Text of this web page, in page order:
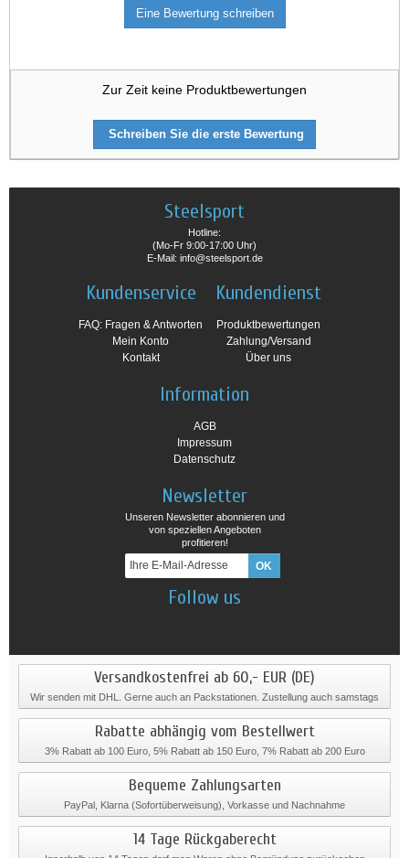
Eine Bewertung schreiben
Zur Zeit keine Produktbewertungen
Schreiben Sie die erste Bewertung
Steelsport
Hotline:
(Mo-Fr 9:00-17:00 Uhr)
E-Mail: info@steelsport.de
Kundenservice
FAQ: Fragen & Antworten
Mein Konto
Kontakt
Kundendienst
Produktbewertungen
Zahlung/Versand
Über uns
Information
AGB
Impressum
Datenschutz
Newsletter
Unseren Newsletter abonnieren und
von speziellen Angeboten
profitieren!
Follow us
Versandkostenfrei ab 60,- EUR (DE)
Wir senden mit DHL. Gerne auch an Packstationen. Zustellung auch samstags
Rabatte abhängig vom Bestellwert
3% Rabatt ab 100 Euro, 5% Rabatt ab 150 Euro, 7% Rabatt ab 200 Euro
Bequeme Zahlungsarten
PayPal, Klarna (Sofortüberweisung), Vorkasse und Nachnahme
14 Tage Rückgaberecht